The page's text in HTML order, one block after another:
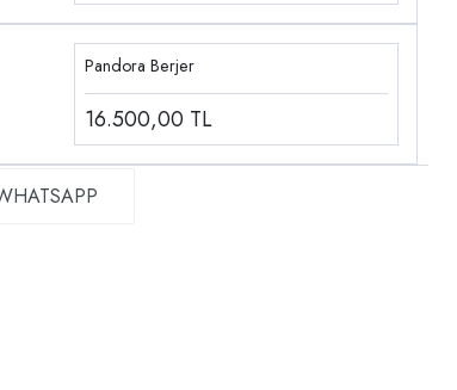
Pandora Berjer
16.500,00 TL